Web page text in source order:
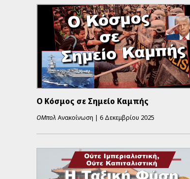
Ο Κόσμος σε Σημείο Καμπής
ΟΜπολ Ανακοίνωση | 6 Δεκεμβρίου 2025